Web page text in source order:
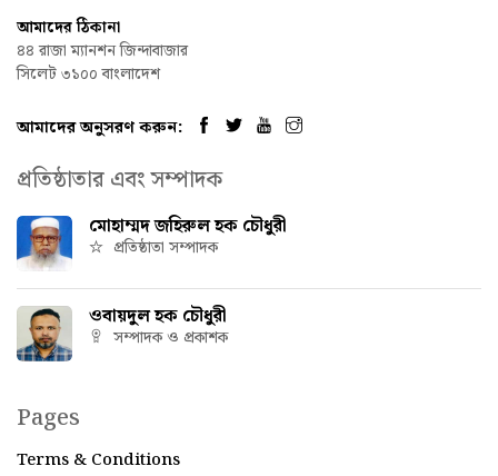
আমাদের ঠিকানা
৪৪ রাজা ম্যানশন জিন্দাবাজার
সিলেট ৩১০০ বাংলাদেশ
আমাদের অনুসরণ করুন:
প্রতিষ্ঠাতার এবং সম্পাদক
মোহাম্মদ জহিরুল হক চৌধুরী
প্রতিষ্ঠাতা সম্পাদক
ওবায়দুল হক চৌধুরী
সম্পাদক ও প্রকাশক
Pages
Terms & Conditions